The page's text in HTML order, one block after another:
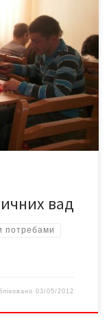
цю можливість
речі, як
собі
вад
потребами
03/05/2012